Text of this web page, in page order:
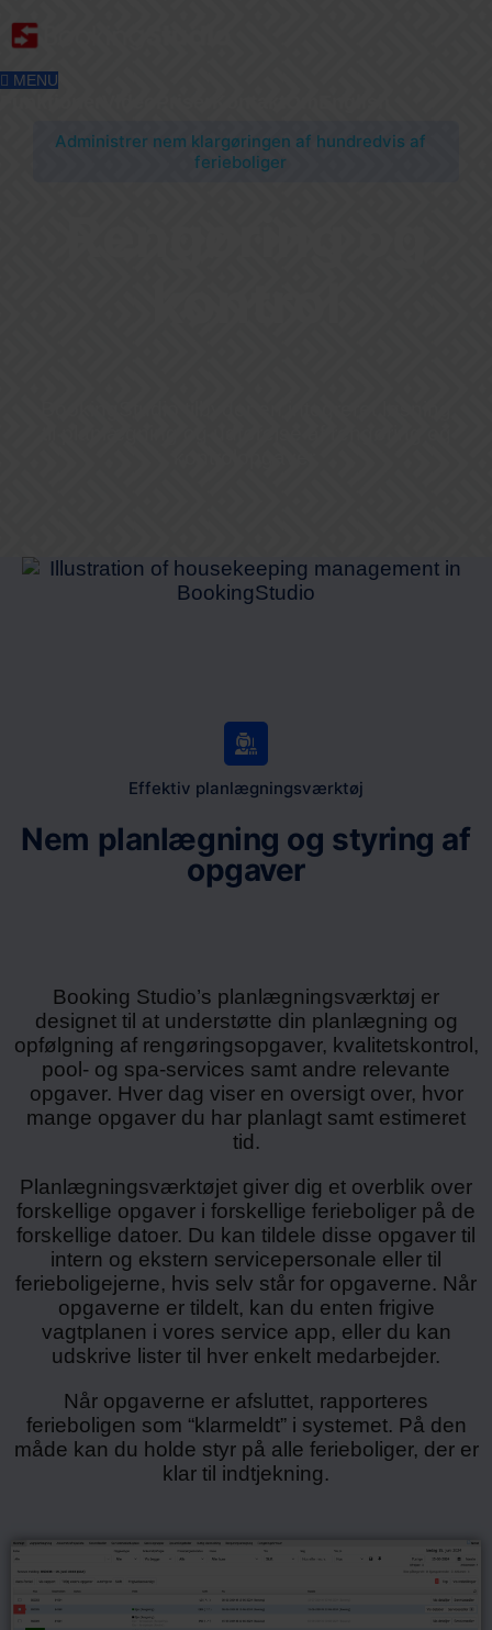
MENU
Administrer nem klargøringen af hundredvis af
ferieboliger
Effektiv planlægningsværktøj
Nem planlægning og styring af
opgaver
Booking Studio’s planlægningsværktøj er
designet til at understøtte din planlægning og
opfølgning af rengøringsopgaver, kvalitetskontrol,
pool- og spa-services samt andre relevante
opgaver. Hver dag viser en oversigt over, hvor
mange opgaver du har planlagt samt estimeret
tid.
Planlægningsværktøjet giver dig et overblik over
forskellige opgaver i forskellige ferieboliger på de
forskellige datoer. Du kan tildele disse opgaver til
intern og ekstern servicepersonale eller til
ferieboligejerne, hvis selv står for opgaverne. Når
opgaverne er tildelt, kan du enten frigive
vagtplanen i vores service app, eller du kan
udskrive lister til hver enkelt medarbejder.
Når opgaverne er afsluttet, rapporteres
ferieboligen som “klarmeldt” i systemet. På den
måde kan du holde styr på alle ferieboliger, der er
klar til indtjekning.